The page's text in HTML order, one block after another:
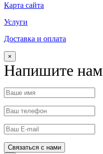
Карта сайта
Услуги
Доставка и оплата
×
Напишите нам